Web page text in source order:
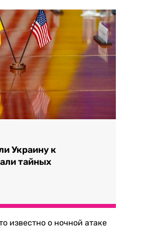
Украину к
тайных
известно о ночной атаке